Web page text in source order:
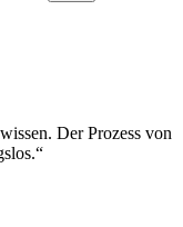
Der Prozess von